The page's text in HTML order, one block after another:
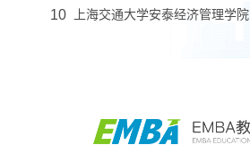
10 上海交通大学安泰经济管理学院